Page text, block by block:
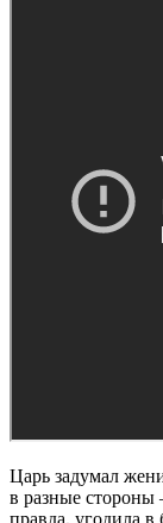
Царь задумал
в разные стороны
правда, угодила в